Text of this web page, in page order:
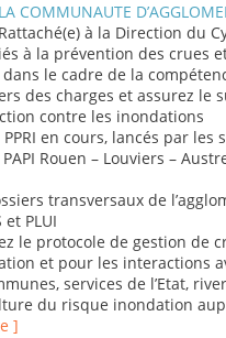
LA COMMUNAUTE
Rattaché(e) à la Direction du
à la prévention des crues
le cadre de la
des charges et assurez le
contre les inondations
en cours, lancés par les
Rouen – Louviers –
transversaux de
PLUI
le protocole de gestion de
et pour les interactions
services de l’Etat,
du risque inondation
]